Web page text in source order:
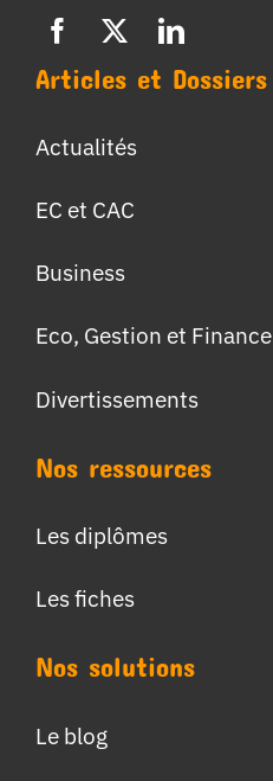
Articles et Dossiers
Actualités
EC et CAC
Business
Eco, Gestion et Finance
Divertissements
Nos ressources
Les diplômes
Les fiches
Nos solutions
Le blog